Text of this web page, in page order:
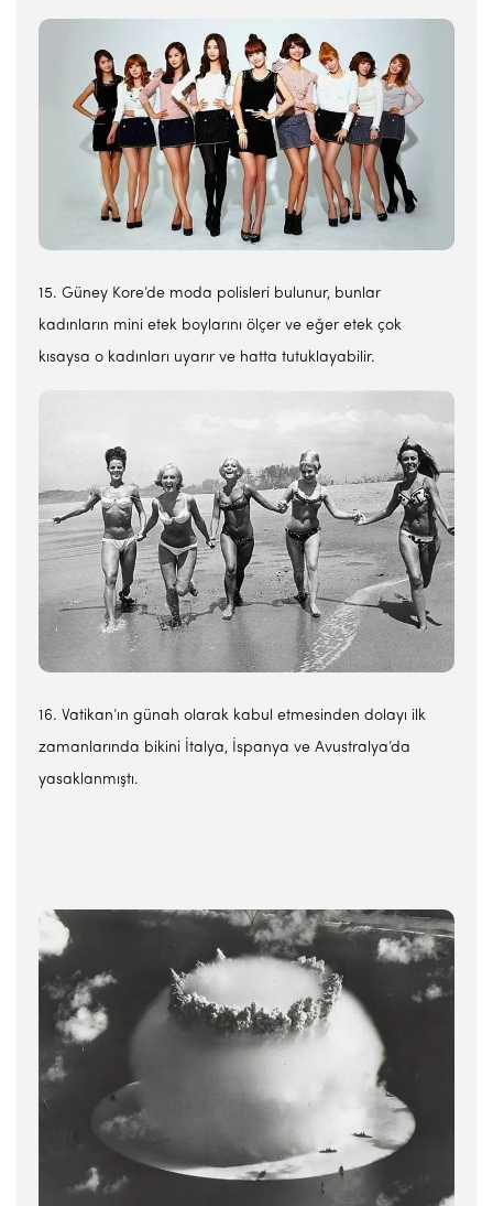
15. Güney Kore’de moda polisleri bulunur, bunlar
kadınların mini etek boylarını ölçer ve eğer etek çok
kısaysa o kadınları uyarır ve hatta tutuklayabilir.
16. Vatikan’ın günah olarak kabul etmesinden dolayı ilk
zamanlarında bikini İtalya, İspanya ve Avustralya’da
yasaklanmıştı.